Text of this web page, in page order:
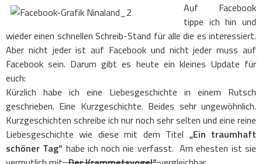
Auf Facebook
tippe ich hin und
wieder einen schnellen Schreib-Stand für alle die es interessiert.
Aber nicht jeder ist auf Facebook und nicht jeder muss auf
Facebook sein. Darum gibt es heute ein kleines Update für
euch:
Kürzlich habe ich eine Liebesgeschichte in einem Rutsch
geschrieben. Eine Kurzgeschichte. Beides sehr ungewöhnlich.
Kurzgeschichten schreibe ich nur noch sehr selten und eine reine
Liebesgeschichte wie diese mit dem Titel „Ein traumhaft
schöner Tag“ habe ich noch nie verfasst. Am ehesten ist sie